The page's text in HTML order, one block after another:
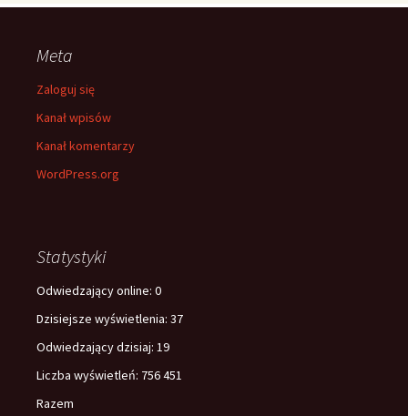
Meta
Zaloguj się
Kanał wpisów
Kanał komentarzy
WordPress.org
Statystyki
Odwiedzający online: 0
Dzisiejsze wyświetlenia: 37
Odwiedzający dzisiaj: 19
Liczba wyświetleń: 756 451
Razem